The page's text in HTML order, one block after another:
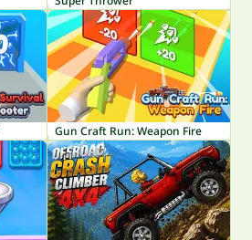
Gun Craft Run: Weapon Fire